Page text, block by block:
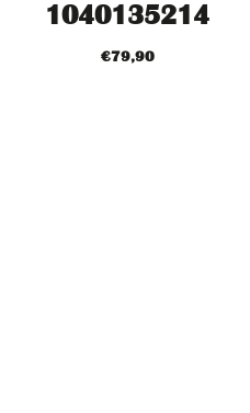
1040135214
€79,90